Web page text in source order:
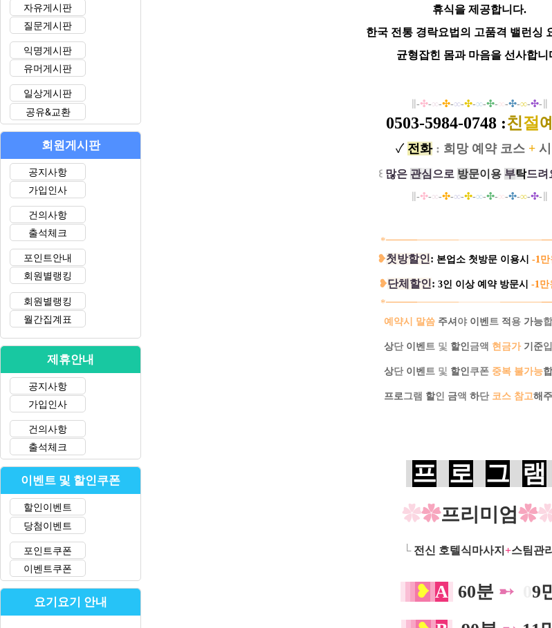
휴식을 제공합니다.
한국 전통 경락요법의 고품격 밸런싱
균형잡힌 몸과 마음을 선사합니
-✣- ∞-✣-∞-✣-∞-✣- -✣-∞-✣-
0503-5984-0748 :친절예
✓ 전화 : 희망 예약 코스 +
꒰ 많은 관심 으로 방문이 용 부탁드려
-✣- ∞-✣-∞-✣-∞-✣- -✣-∞-✣-
*━━━━━━━━━━━━━━━━
❥첫방할인: 본업소 첫방문 이용시 -1만
❥단체할인: 3인 이상 예약 방문시 -1만
*━━━━━━━━━━━━━━━━
예약시 말씀 주셔 야 이벤트 적 용 가능
상단 이벤트 및 할인금액 현금가 기준
상단 이벤트 및 할인쿠폰 중복 불가능
프로그램 할인 금액 하단 코스 참고해주
프 로 그 램
✿✿프리미엄✿
└ 전신 호텔식마사지 +스팀관리
❥ A 60분 ➸0
9
자유게시판
질문게시판
익명게시판
유머게시판
일상게시판
공유&교환
회원게시판
공지사항
가입인사
건의사항
출석체크
포인트안내
회원별랭킹
회원별랭킹
월간집계표
제휴안내
공지사항
가입인사
건의사항
출석체크
이벤트 및 할인쿠폰
할인이벤트
당첨이벤트
포인트쿠폰
이벤트쿠폰
요기요기 안내